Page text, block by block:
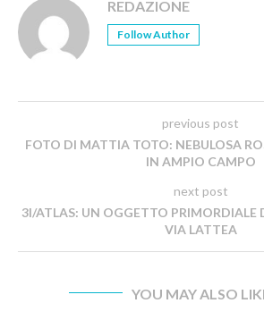
REDAZIONE
Follow Author
previous post
FOTO DI MATTIA TOTO: NEBULOSA
IN AMPIO CAMPO
next post
3I/ATLAS: UN OGGETTO PRIMORDIALE
VIA LATTEA
YOU MAY ALSO